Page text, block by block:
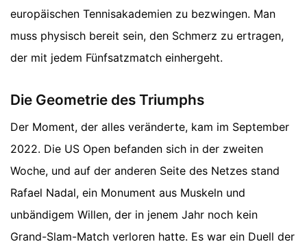
europäischen Tennisakademien zu bezwingen. Man
muss physisch bereit sein, den Schmerz zu ertragen,
der mit jedem Fünfsatzmatch einhergeht.
Die Geometrie des Triumphs
Der Moment, der alles veränderte, kam im September
2022. Die US Open befanden sich in der zweiten
Woche, und auf der anderen Seite des Netzes stand
Rafael Nadal, ein Monument aus Muskeln und
unbändigem Willen, der in jenem Jahr noch kein
Grand-Slam-Match verloren hatte. Es war ein Duell der